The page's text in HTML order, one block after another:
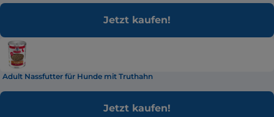
Jetzt kaufen!
Adult Nassfutter für Hunde mit Truthahn
Jetzt kaufen!